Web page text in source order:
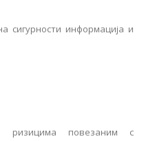
сигурности информација и
повезаним с